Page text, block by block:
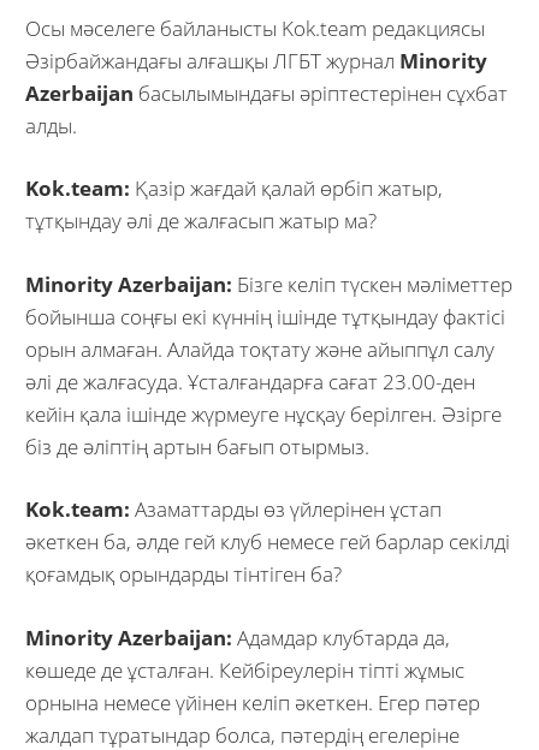
Осы мәселеге байланысты Kok.team редакциясы
Әзірбайжандағы алғашқы ЛГБТ журнал Minority
Azerbaijan басылымындағы әріптестерінен сұхбат
алды.
Kok.team: Қазір жағдай қалай өрбіп жатыр,
тұтқындау әлі де жалғасып жатыр ма?
Minority Azerbaijan: Бізге келіп түскен мәліметтер
бойынша соңғы екі күннің ішінде тұтқындау фактісі
орын алмаған. Алайда тоқтату және айыппұл салу
әлі де жалғасуда. Ұсталғандарға сағат 23.00-ден
кейін қала ішінде жүрмеуге нұсқау берілген. Әзірге
біз де әліптің артын бағып отырмыз.
Kok.team: Азаматтарды өз үйлерінен ұстап
әкеткен ба, әлде гей клуб немесе гей барлар секілді
қоғамдық орындарды тінтіген ба?
Minority Azerbaijan: Адамдар клубтарда да,
көшеде де ұсталған. Кейбіреулерін тіпті жұмыс
орнына немесе үйінен келіп әкеткен. Егер пәтер
жалдап тұратындар болса, пәтердің егелеріне